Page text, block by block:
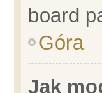
board
Góra
Jak